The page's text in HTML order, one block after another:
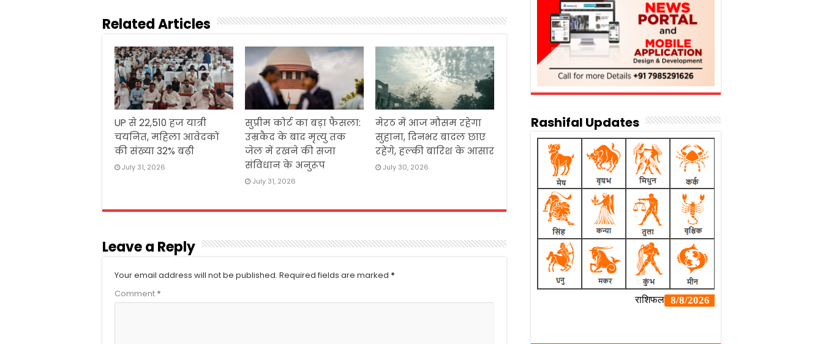
Related Articles
UP से 22,510 हज यात्री
चयनित, महिला आवेदकों
की संख्या 32% बढ़ी
July 31, 2026
सुप्रीम कोर्ट का बड़ा फैसला:
उम्रकैद के बाद मृत्यु तक
जेल में रखने की सजा
संविधान के अनुरूप
July 31, 2026
मेरठ में आज मौसम रहेगा
सुहाना, दिनभर बादल छाए
रहेंगे, हल्की बारिश के आसार
July 30, 2026
Leave a Reply
Your email address will not be published. Required fields are marked *
Comment *
Rashifal Updates